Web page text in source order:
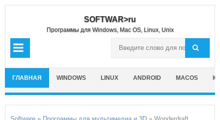
SOFTWAR>ru
Программы для Windows, Mac OS, Linux, Unix
ГЛАВНАЯ WINDOWS LINUX ANDROID MACOS